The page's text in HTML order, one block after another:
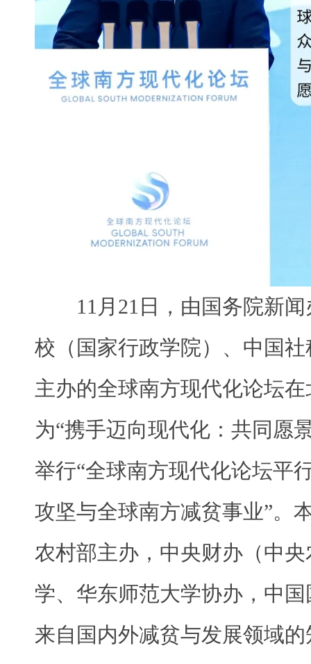
11月21日，由国务院新
校（国家行政学院）、中国
主办的全球南方现代化论坛
为“携手迈向现代化：共同愿
举行“全球南方现代化论坛平
攻坚与全球南方减贫事业”。
农村部主办，中央财办（中
学、华东师范大学协办，中
来自国内外减贫与发展领域